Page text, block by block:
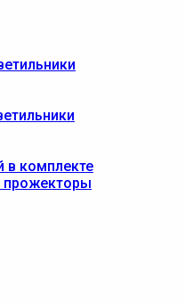
в комплекте
прожекторы